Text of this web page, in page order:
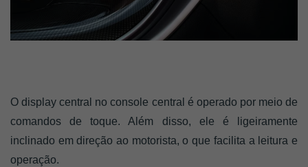
O display central no console central é operado por meio de
comandos de toque. Além disso, ele é ligeiramente
inclinado em direção ao motorista, o que facilita a leitura e
operação.